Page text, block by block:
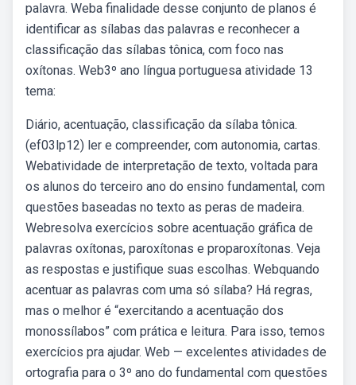
palavra. Weba finalidade desse conjunto de planos é
identificar as sílabas das palavras e reconhecer a
classificação das sílabas tônica, com foco nas
oxítonas. Web3º ano língua portuguesa atividade 13
tema:
Diário, acentuação, classificação da sílaba tônica.
(ef03lp12) ler e compreender, com autonomia, cartas.
Webatividade de interpretação de texto, voltada para
os alunos do terceiro ano do ensino fundamental, com
questões baseadas no texto as peras de madeira.
Webresolva exercícios sobre acentuação gráfica de
palavras oxítonas, paroxítonas e proparoxítonas. Veja
as respostas e justifique suas escolhas. Webquando
acentuar as palavras com uma só sílaba? Há regras,
mas o melhor é “exercitando a acentuação dos
monossílabos” com prática e leitura. Para isso, temos
exercícios pra ajudar. Web — excelentes atividades de
ortografia para o 3º ano do fundamental com questões